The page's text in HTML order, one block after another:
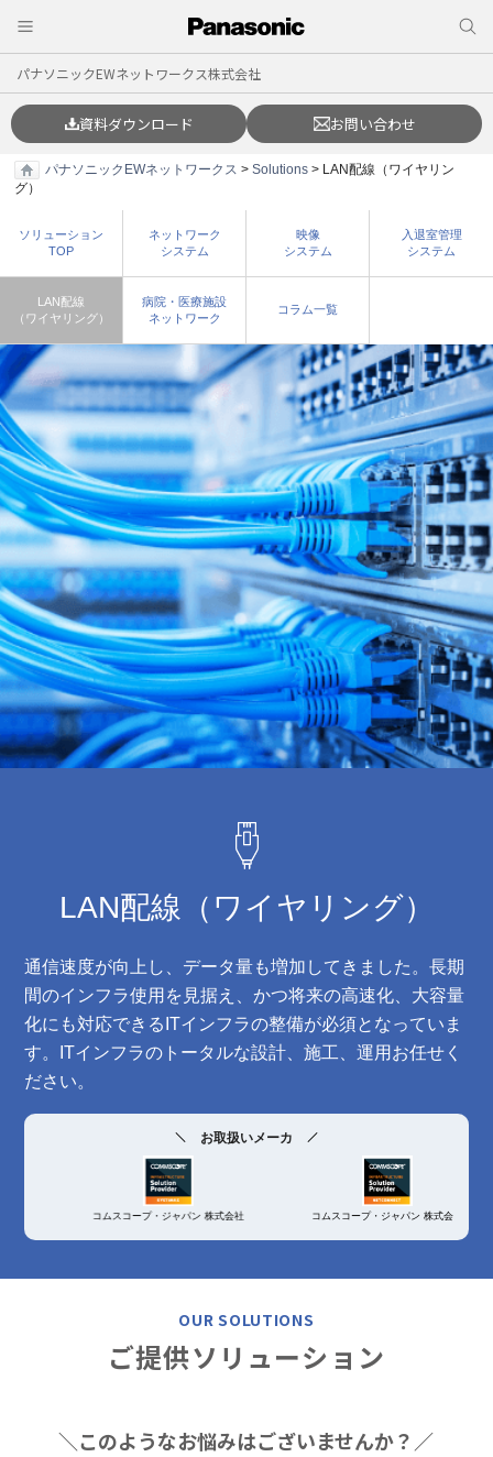
パナソニックEWネットワークス株式会社
資料ダウンロード お問い合わせ
パナソニックEWネットワークス >Solutions > LAN配線（ワイヤリン
グ）
ソリューション
TOP
ネットワーク
システム
映像
システム
入退室管理
システム
LAN配線
（ワイヤリング）
病院・医療施設
ネットワーク
コラム一覧
LAN配線 （ワイヤリング）
通信速度が向上し、データ量も増加してきました。長期
間のインフラ使用を見据え、かつ将来の高速化、大容量
化にも対応できるITインフラの整備が必須となっていま
す。ITインフラのトータルな設計、施工、運用お任せく
ださい。
お取扱いメーカ
コムスコープ・ジャパン 株式会社 コムスコープ・ジャパン 株式会社
OUR SOLUTIONS
ご提供ソリューション
＼このようなお悩みはございませんか？／